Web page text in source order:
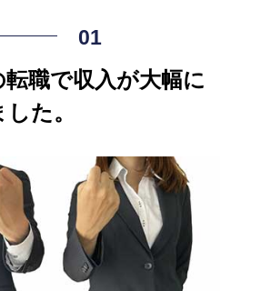
職で収入が大幅に
た。